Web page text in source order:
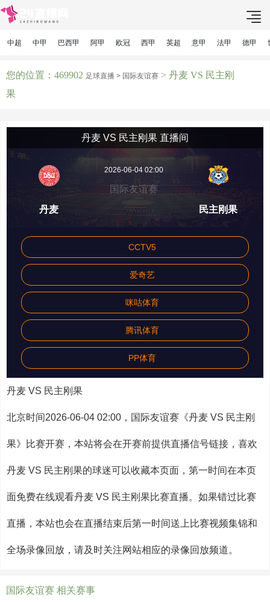
中超 中甲 巴西甲 阿甲 欧冠 西甲 英超 意甲 法甲 德甲
您的位置：469902 足球直播 > 国际友谊赛 > 丹麦 VS 民主刚
果
丹麦 VS 民主刚果 直播间
丹麦
2026-06-04 02:00
国际友谊赛
民主刚果
CCTV5
爱奇艺
咪咕体育
腾讯体育
PP体育
丹麦 VS 民主刚果
北京时间2026-06-04 02:00，国际友谊赛《丹麦 VS 民主刚
果》比赛开赛，本站将会在开赛前提供直播信号链接，喜欢
丹麦 VS 民主刚果的球迷可以收藏本页面，第一时间在本页
面免费在线观看丹麦 VS 民主刚果比赛直播。如果错过比赛
直播，本站也会在直播结束后第一时间送上比赛视频集锦和
全场录像回放，请及时关注网站相应的录像回放频道。
国际友谊赛 相关赛事